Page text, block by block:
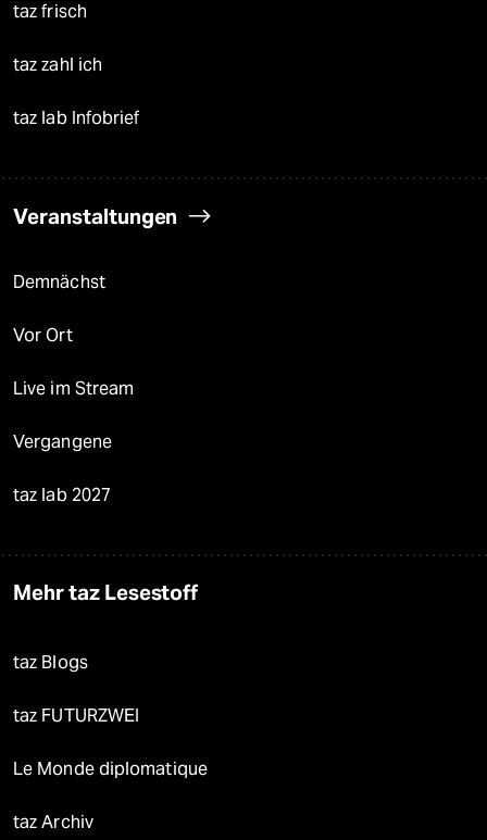
taz frisch
taz zahl ich
taz lab Infobrief
Veranstaltungen
Demnächst
Vor Ort
Live im Stream
Vergangene
taz lab 2027
Mehr taz Lesestoff
taz Blogs
taz FUTURZWEI
Le Monde diplomatique
taz Archiv